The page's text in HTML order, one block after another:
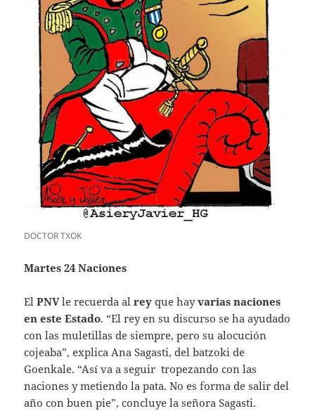
DOCTOR TXOK
Martes 24 Naciones
ElPNVle recuerda alreyque hayvarias naciones
en este Estado. “El rey en su discurso se ha ayudado
con las muletillas de siempre, pero su alocución
cojeaba”, explica Ana Sagasti, del batzoki de
Goenkale. “Así va a seguir tropezando con las
naciones y metiendo la pata. No es forma de salir del
año con buen pie”, concluye la señora Sagasti.